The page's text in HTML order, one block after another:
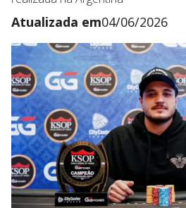
Atualizada em04/06/2026